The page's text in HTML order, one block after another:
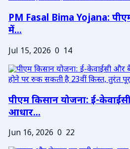
PM Fasal Bima Yojana:
में...
Jul 15, 2026 0 14
पीएम किसान योजना: ई-
आधार...
Jun 16, 2026 0 22